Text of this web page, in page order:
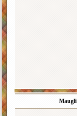
Maugli